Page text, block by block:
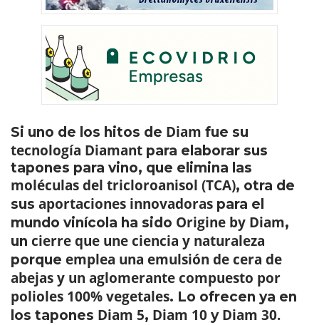
Si uno de los hitos de Diam fue su
tecnología Diamant para elaborar sus
tapones para vino, que elimina las
moléculas del tricloroanisol (TCA), otra de
sus aportaciones innovadoras para el
mundo vinícola ha sido Origine by Diam,
un cierre que une ciencia y naturaleza
porque emplea una emulsión de cera de
abejas y un aglomerante compuesto por
polioles 100% vegetales. Lo ofrecen ya en
los tapones Diam 5, Diam 10 y Diam 30.